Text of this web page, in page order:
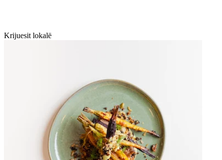
Krijuesit lokalë